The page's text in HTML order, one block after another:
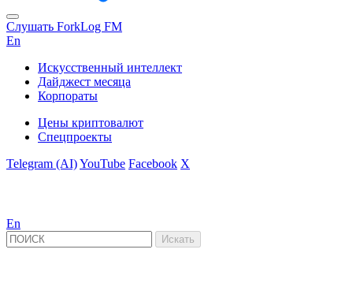
Слушать ForkLog FM
En
Искусственный интеллект
Дайджест месяца
Корпораты
Цены криптовалют
Спецпроекты
Telegram (AI)YouTube Facebook X
En